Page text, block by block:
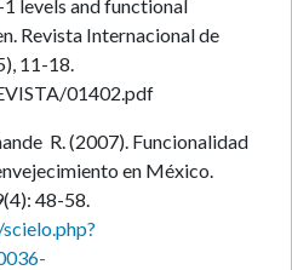
levels and functional
Revista Internacional de
11-18.
01402.pdf
R. (2007). Funcionalidad
en México.
48-58.